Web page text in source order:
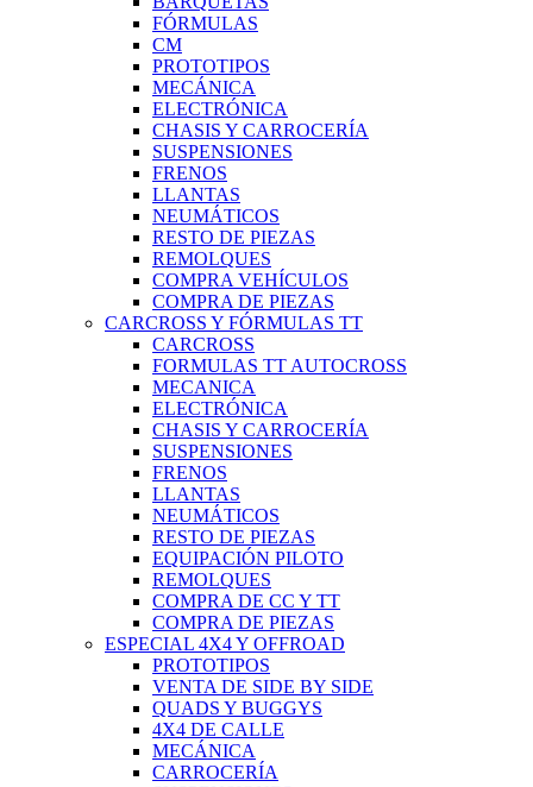
FÓRMULAS
CM
PROTOTIPOS
MECÁNICA
ELECTRÓNICA
CHASIS Y CARROCERÍA
SUSPENSIONES
FRENOS
LLANTAS
NEUMÁTICOS
RESTO DE PIEZAS
REMOLQUES
COMPRA VEHÍCULOS
COMPRA DE PIEZAS
CARCROSS Y FÓRMULAS TT
CARCROSS
FORMULAS TT AUTOCROSS
MECANICA
ELECTRÓNICA
CHASIS Y CARROCERÍA
SUSPENSIONES
FRENOS
LLANTAS
NEUMÁTICOS
RESTO DE PIEZAS
EQUIPACIÓN PILOTO
REMOLQUES
COMPRA DE CC Y TT
COMPRA DE PIEZAS
ESPECIAL 4X4 Y OFFROAD
PROTOTIPOS
VENTA DE SIDE BY SIDE
QUADS Y BUGGYS
4X4 DE CALLE
MECÁNICA
CARROCERÍA